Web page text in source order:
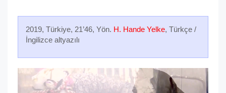
2019, Türkiye, 21’46, Yön. H. Hande Yelke, Türkçe /
İngilizce altyazılı